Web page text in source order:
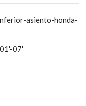
asiento-honda-
07'